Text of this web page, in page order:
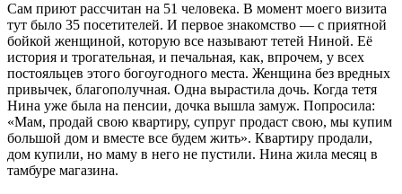
Сам приют рассчитан на 51 человека. В момент моего визита
тут было 35 посетителей. И первое знакомство — с приятной
бойкой женщиной, которую все называют тетей Ниной. Её
история и трогательная, и печальная, как, впрочем, у всех
постояльцев этого богоугодного места. Женщина без вредных
привычек, благополучная. Одна вырастила дочь. Когда тетя
Нина уже была на пенсии, дочка вышла замуж. Попросила:
«Мам, продай свою квартиру, супруг продаст свою, мы купим
большой дом и вместе все будем жить». Квартиру продали,
дом купили, но маму в него не пустили. Нина жила месяц в
тамбуре магазина.